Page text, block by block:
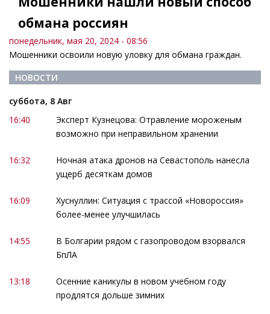
обмана россиян
понедельник, мая 20, 2024 - 08:56
Мошенники освоили новую уловку для обмана граждан.
НОВОСТИ
суббота, 8 Авг
16:40
Эксперт Кузнецова: Отравление мороженым
возможно при неправильном хранении
16:32
Ночная атака дронов на Севастополь нанесла
ущерб десяткам домов
16:09
Хуснуллин: Ситуация с трассой «Новороссия»
более-менее улучшилась
14:55
В Болгарии рядом с газопроводом взорвался
БпЛА
13:18
Осенние каникулы в новом учебном году
продлятся дольше зимних